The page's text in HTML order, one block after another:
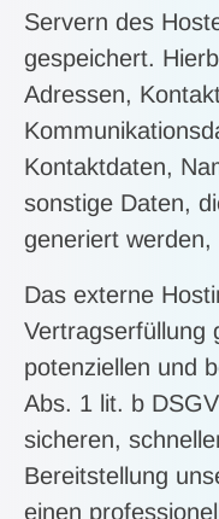
Servern des
gespeichert.
Adressen,
Kontaktdaten,
sonstige Daten,
generiert werden,
Das externe
Vertragserfüllung
potenziellen und
Abs. 1 lit. b
sicheren,
Bereitstellung
einen